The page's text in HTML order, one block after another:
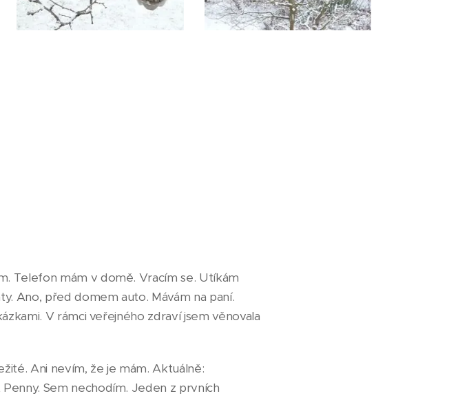
Telefon mám v domě. Vracím se. Utíkám
Ano, před domem auto. Mávám na paní.
V rámci veřejného zdraví jsem věnovala
Ani nevím, že je mám. Aktuálně:
Sem nechodím. Jeden z prvních